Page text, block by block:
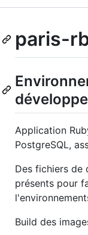
paris-
Application
PostgreSQL,
Des fichiers de
présents pour
Build des